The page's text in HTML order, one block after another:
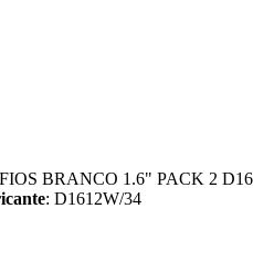
BRANCO 1.6" PACK 2
: D1612W/34